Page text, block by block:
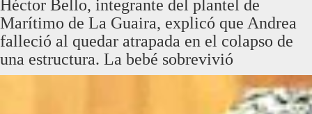
Héctor Bello, integrante del plantel de
Marítimo de La Guaira, explicó que Andrea
falleció al quedar atrapada en el colapso de
una estructura. La bebé sobrevivió